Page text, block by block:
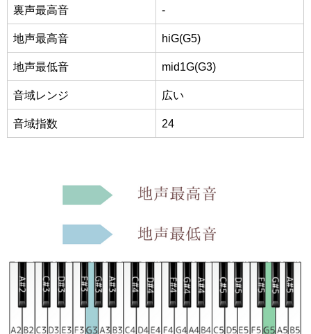
裏声最高音 -
地声最高音 hiG(G5)
地声最低音 mid1G(G3)
音域レンジ 広い
音域指数 24